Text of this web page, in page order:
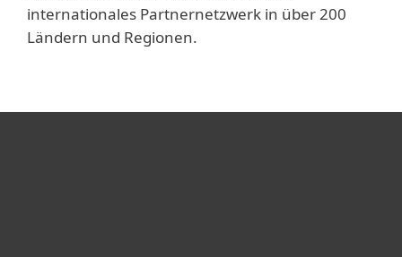
internationales Partnernetzwerk in über 200
Ländern und Regionen.